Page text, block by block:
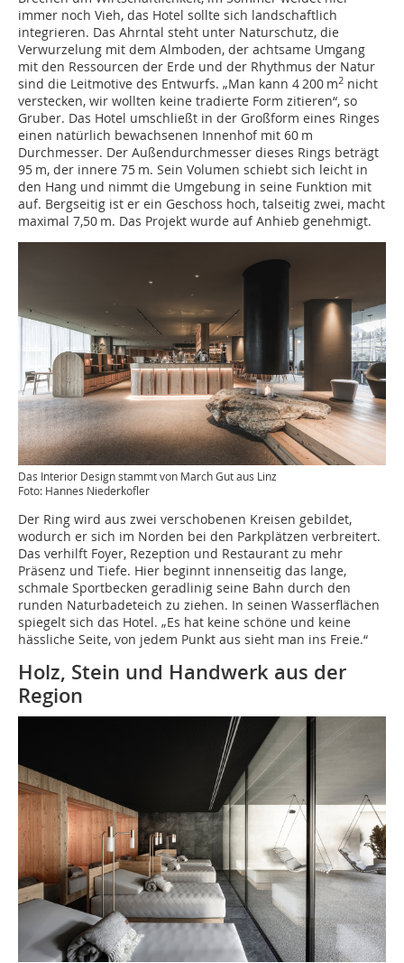
immer noch Vieh, das Hotel sollte sich landschaftlich
integrieren. Das Ahrntal steht unter Naturschutz, die
Verwurzelung mit dem Almboden, der achtsame Umgang
mit den Ressourcen der Erde und der Rhythmus der Natur
sind die Leitmotive des Entwurfs. „Man kann 4 200 m2 nicht
verstecken, wir wollten keine tradierte Form zitieren“, so
Gruber. Das Hotel umschließt in der Großform eines Ringes
einen natürlich bewachsenen Innenhof mit 60 m
Durchmesser. Der Außendurchmesser dieses Rings beträgt
95 m, der innere 75 m. Sein Volumen schiebt sich leicht in
den Hang und nimmt die Umgebung in seine Funk­tion mit
auf. Bergseitig ist er ein Geschoss hoch, talseitig zwei, macht
maximal 7,50 m. Das Projekt wurde auf Anhieb genehmigt.
Das Interior Design stammt von March Gut aus Linz
Foto: Hannes Niederkofler
Der Ring wird aus zwei verschobenen Kreisen gebildet,
wodurch er sich im Norden bei den Parkplätzen verbreitert.
Das verhilft Foyer, Rezeption und Restaurant zu mehr
Präsenz und Tiefe. Hier beginnt innenseitig das lange,
schmale Sportbecken geradlinig seine Bahn durch den
runden Naturbadeteich zu ziehen. In seinen Wasserflächen
spiegelt sich das Hotel. „Es hat keine schöne und keine
hässliche Seite, von jedem Punkt aus sieht man ins Freie.“
Holz, Stein und Handwerk aus der
Region